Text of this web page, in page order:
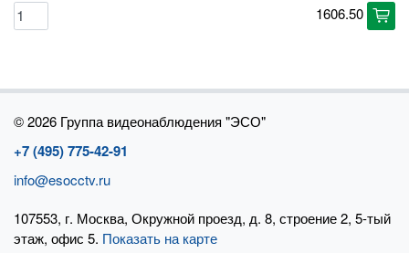
1606.50 cart
©2026 Группа видеонаблюдения "ЭСО"
+7 (495) 775-42-91
info@esocctv.ru
107553, г. Москва, Окружной проезд, д. 8, строение 2, 5-тый
этаж, офис 5. Показать на карте